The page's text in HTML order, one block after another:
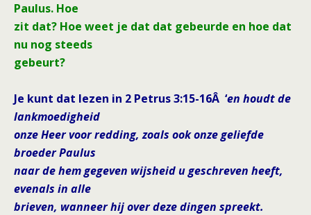
Paulus. Hoe
zit dat? Hoe weet je dat dat gebeurde en hoe dat
nu nog steeds
gebeurt?
Je kunt dat lezen in 2 Petrus 3:15-16Â ‘en houdt de
lankmoedigheid
onze Heer voor redding, zoals ook onze geliefde
broeder Paulus
naar de hem gegeven wijsheid u geschreven heeft,
evenals in alle
brieven, wanneer hij over deze dingen spreekt.